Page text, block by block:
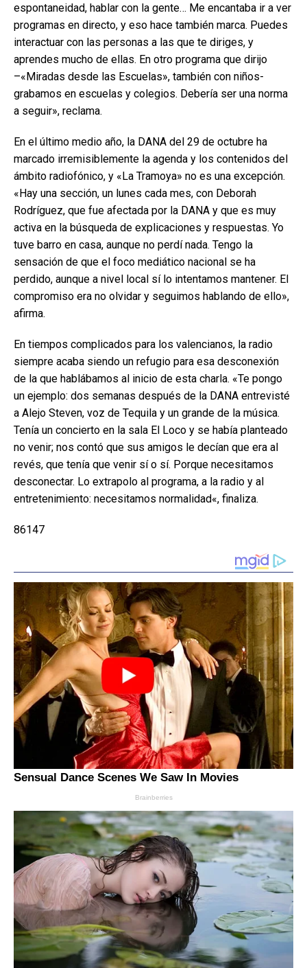
espontaneidad, hablar con la gente… Me encantaba ir a ver
programas en directo, y eso hace también marca. Puedes
interactuar con las personas a las que te diriges, y
aprendes mucho de ellas. En otro programa que dirijo
–«Miradas desde las Escuelas», también con niños-
grabamos en escuelas y colegios. Debería ser una norma
a seguir», reclama.
En el último medio año, la DANA del 29 de octubre ha
marcado irremisiblemente la agenda y los contenidos del
ámbito radiofónico, y «La Tramoya» no es una excepción.
«Hay una sección, un lunes cada mes, con Deborah
Rodríguez, que fue afectada por la DANA y que es muy
activa en la búsqueda de explicaciones y respuestas. Yo
tuve barro en casa, aunque no perdí nada. Tengo la
sensación de que el foco mediático nacional se ha
perdido, aunque a nivel local sí lo intentamos mantener. El
compromiso era no olvidar y seguimos hablando de ello»,
afirma.
En tiempos complicados para los valencianos, la radio
siempre acaba siendo un refugio para esa desconexión
de la que hablábamos al inicio de esta charla. «Te pongo
un ejemplo: dos semanas después de la DANA entrevisté
a Alejo Steven, voz de Tequila y un grande de la música.
Tenía un concierto en la sala El Loco y se había planteado
no venir; nos contó que sus amigos le decían que era al
revés, que tenía que venir sí o sí. Porque necesitamos
desconectar. Lo extrapolo al programa, a la radio y al
entretenimiento: necesitamos normalidad«, finaliza.
86147